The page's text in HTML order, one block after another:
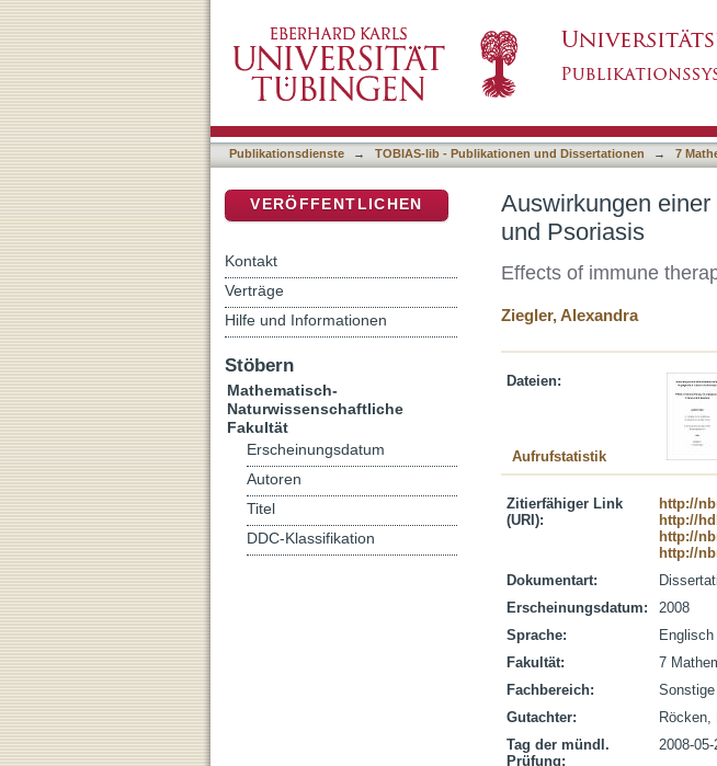
Publikationsdienste → TOBIAS-lib - Publikationen und Dissertationen → 7
Auswirkungen
und Psoriasis
Effects of immune
Ziegler, Alexandra
Dateien:
Aufrufstatistik
Zitierfähiger Link
(URI):
http://
http://
http://
http://
Dokumentart:
Erscheinungsdatum:
2008
Sprache:
Englisch
Fakultät:
7
Fachbereich:
Gutachter:
Röcken,
Tag der mündl.
Prüfung:
2008-05-
VERÖFFENTLICHEN
Kontakt
Verträge
Hilfe und Informationen
Stöbern
Mathematisch-
Naturwissenschaftliche
Fakultät
Erscheinungsdatum
Autoren
Titel
DDC-Klassifikation